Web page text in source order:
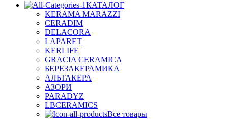
КАТАЛОГ
KERAMA MARAZZI
CERADIM
DELACORA
LAPARET
KERLIFE
GRACIA CERAMICA
БЕРЕЗАКЕРАМИКА
АЛЬТАКЕРА
АЗОРИ
PARADYZ
LBCERAMICS
Все товары